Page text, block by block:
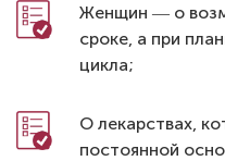
Женщин ― о
сроке, а при
цикла;
О лекарствах,
постоянной